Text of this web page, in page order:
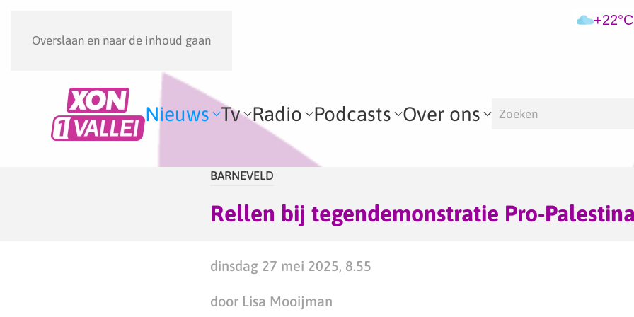
Overslaan en naar de inhoud gaan
+22°C
Nieuws Tv Radio Podcasts Over ons
BARNEVELD
Rellen bij tegendemonstratie Pro-
dinsdag 27 mei 2025, 8.55
door Lisa Mooijman